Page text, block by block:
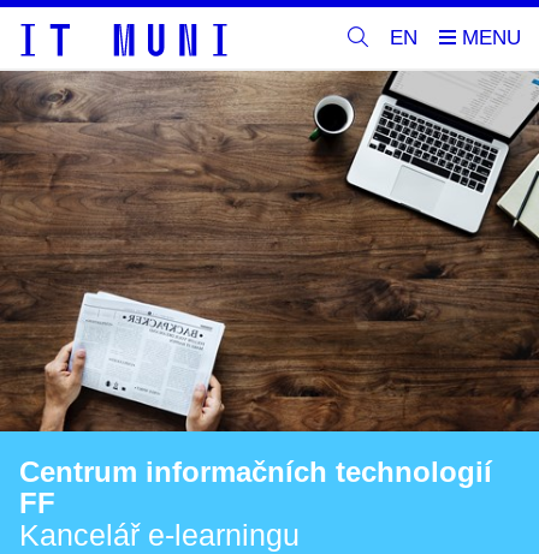
EN
Centrum informačních technologií
FF
Kancelář e-learningu